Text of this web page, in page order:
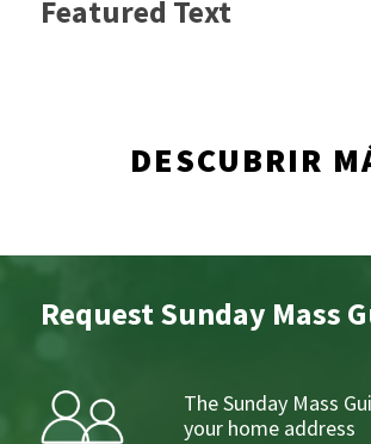
Featured Text
DESCUBRIR
Request Sunday Mass
The Sunday Mass
your home address